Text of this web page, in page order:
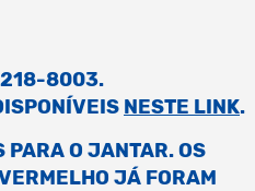
8003.
NESTE LINK.
O JANTAR. OS
JÁ FORAM